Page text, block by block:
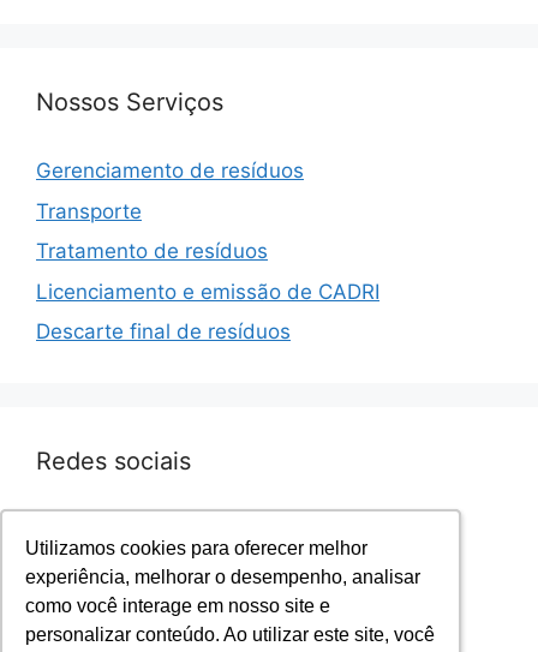
Utilizamos cookies para oferecer melhor
experiência, melhorar o desempenho, analisar
como você interage em nosso site e
personalizar conteúdo. Ao utilizar este site, você
Utilizamos cookies para oferecer melhor
experiência, melhorar o desempenho, analisar
como você interage em nosso site e
personalizar conteúdo. Ao utilizar este site, você
Nossos Serviços
Gerenciamento de resíduos
Transporte
Tratamento de resíduos
Licenciamento e emissão de CADRI
Descarte final de resíduos
Redes sociais
Instagram.com/sevenresiduos
YouTube.com/sevenresiduos
LinkedIn.com/sevenresiduos